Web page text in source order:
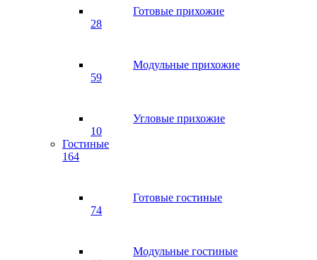
Готовые прихожие
28
Модульные прихожие
59
Угловые прихожие
10
Гостиные
164
Готовые гостиные
74
Модульные гостиные